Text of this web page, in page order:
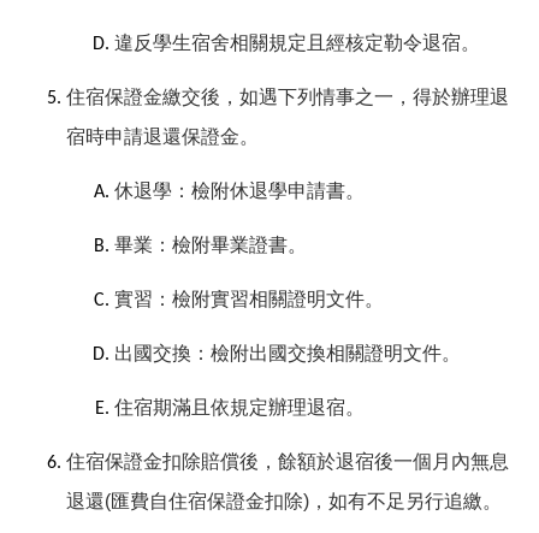
違反學生宿舍相關規定且經核定勒令退宿。
住宿保證金繳交後，如遇下列情事之一，得於辦理退
宿時申請退還保證金。
休退學： 檢附休退學申請書。
畢業：檢附畢業證書。
實習：檢附實習相關證明文件。
出國交換：檢附出國交換相關證明文件。
住宿期滿且依規定辦理退宿。
住宿保證金扣除賠償後，餘額於退宿後一個月內無息
退還(匯費自住宿保證金扣除) ，如有不足另行追繳。